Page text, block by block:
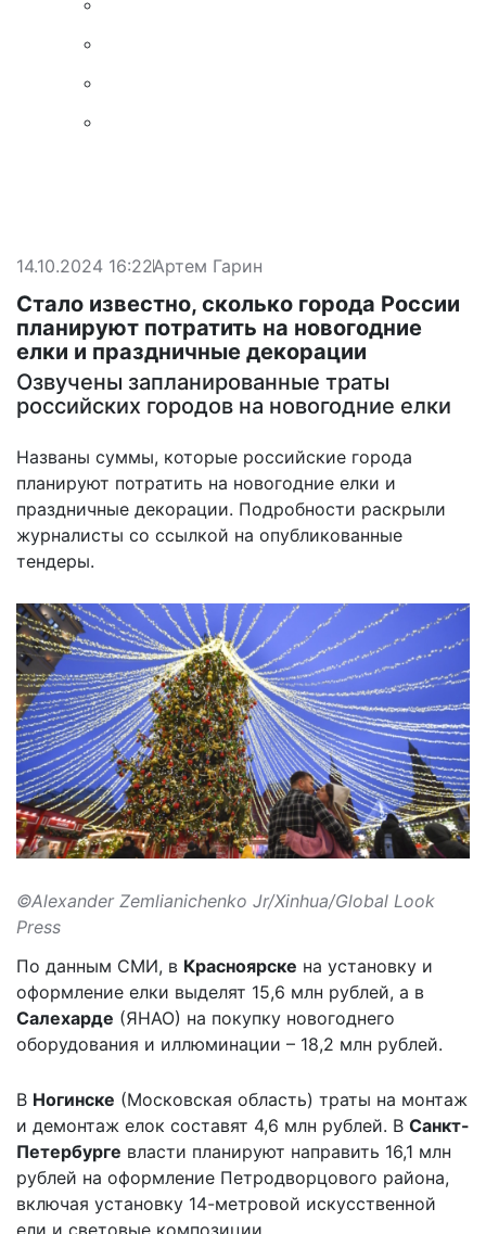
14.10.2024 16:22Артем Гарин
Стало известно, сколько города России
планируют потратить на новогодние
елки и праздничные декорации
Озвучены запланированные траты
российских городов на новогодние елки
Названы суммы, которые российские города
планируют потратить на новогодние елки и
праздничные декорации. Подробности раскрыли
журналисты со ссылкой на опубликованные
тендеры.
©Alexander Zemlianichenko Jr/Xinhua/Global Look
Press
По данным СМИ, в Красноярске на установку и
оформление елки выделят 15,6 млн рублей, а в
Салехарде (ЯНАО) на покупку новогоднего
оборудования и иллюминации – 18,2 млн рублей.
В Ногинске (Московская область) траты на монтаж
и демонтаж елок составят 4,6 млн рублей. В Санкт-
Петербурге власти планируют направить 16,1 млн
рублей на оформление Петродворцового района,
включая установку 14-метровой искусственной
ели и световые композиции.